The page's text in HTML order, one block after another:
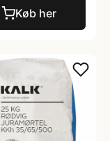
Køb her